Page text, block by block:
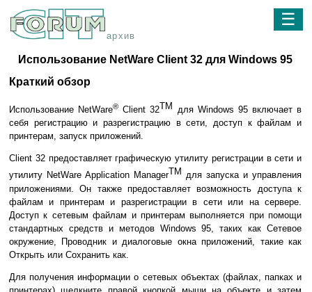
архив
☰
Использование NetWare Client 32 для Windows 95
Краткий обзор
Использование NetWare® Client 32TM для Windows 95 включает в
себя регистрацию и разрегистрацию в сети, доступ к файлам и
принтерам, запуск приложений.
Client 32 предоставляет графическую утилиту регистрации в сети и
утилиту NetWare Application ManagerTM для запуска и управления
приложениями. Он также предоставляет возможность доступа к
файлам и принтерам и разрегистрации в сети или на сервере.
Доступ к сетевым файлам и принтерам выполняется при помощи
стандартных средств и методов Windows 95, таких как Сетевое
окружение, Проводник и диалоговые окна приложений, такие как
Открыть или Сохранить как.
Для получения информации о сетевых объектах (файлах, папках и